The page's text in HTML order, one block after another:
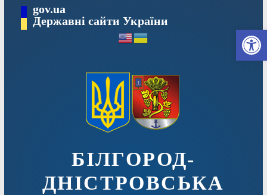
вмісту
gov.ua
Державні сайти України
БІЛГОРОД-
ДНІСТРОВСЬКА